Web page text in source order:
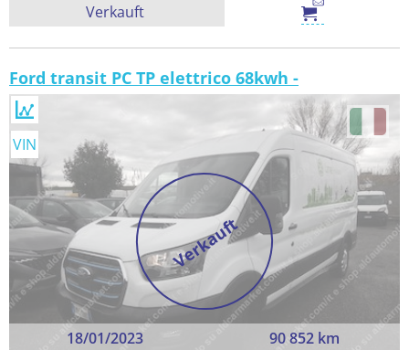
Verkauft
Ford transit PC TP elettrico 68kwh -
Verkauft
18/01/2023
90 852 km
VIN